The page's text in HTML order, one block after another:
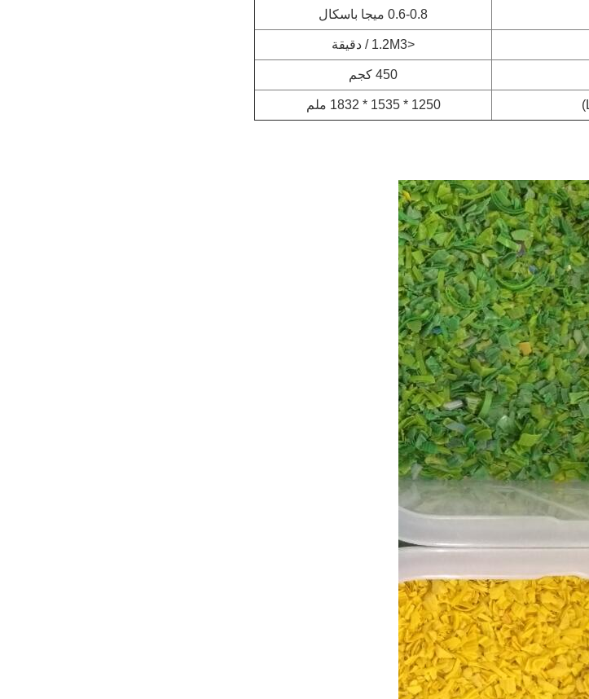
0.6-0.8 ميجا باسكال
<1.2M3 / دقيقة
450 كجم
1250 * 1535 * 1832 ملم